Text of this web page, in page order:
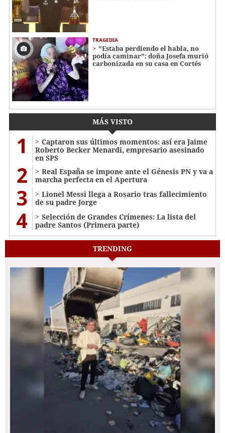
TRAGEDIA
"Estaba perdiendo el habla, no
podía caminar": doña Josefa murió
carbonizada en su casa en Cortés
MÁS VISTO
1
Captaron sus últimos momentos: así era Jaime
Roberto Becker Menardi​​​, empresario asesinado
en SPS
2
Real España se impone ante el Génesis PN y va a
marcha perfecta en el Apertura
3
Lionel Messi llega a Rosario tras fallecimiento
de su padre Jorge
4
Selección de Grandes Crímenes: La lista del
padre Santos (Primera parte)
TRENDING